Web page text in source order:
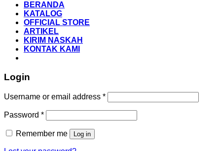
BERANDA
KATALOG
OFFICIAL STORE
ARTIKEL
KIRIM NASKAH
KONTAK KAMI
Login
Username or email address *Required
Password *Required
Remember me Log in